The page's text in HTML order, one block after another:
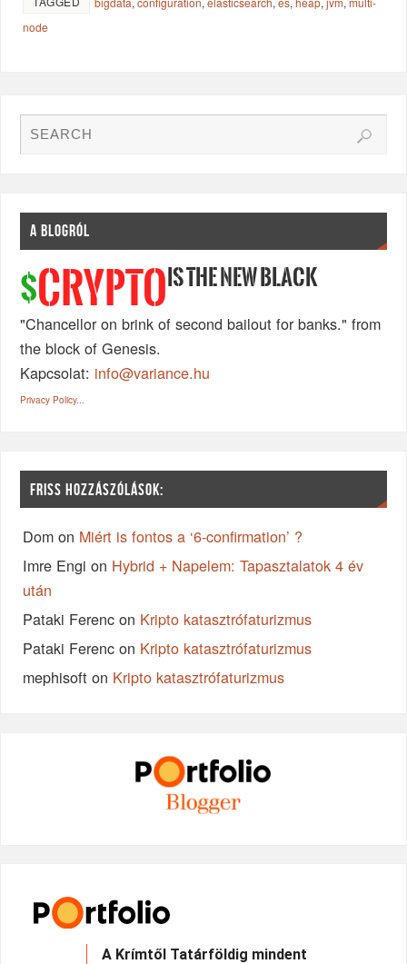
node
A BLOGRÓL
$CRYPTO IS THE NEW BLACK
"Chancellor on brink of second bailout for banks." from
the block of Genesis.
Kapcsolat: info@variance.hu
Privacy Policy...
FRISS HOZZÁSZÓLÁSOK:
Dom on Miért is fontos a ‘6-confirmation’ ?
Imre Engi on Hybrid + Napelem: Tapasztalatok 4 év
után
Pataki Ferenc on Kripto katasztrófaturizmus
Pataki Ferenc on Kripto katasztrófaturizmus
mephisoft on Kripto katasztrófaturizmus
A Krímtől Tatárföldig mindent